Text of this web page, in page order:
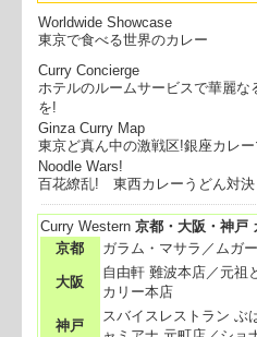
Worldwide Showcase
東京で食べる世界のカレー
Curry Concierge
ホテルのルームサービスで華麗な
を!
Ginza Curry Map
東京ど真ん中の激戦区!銀座カレ
Noodle Wars!
百花繚乱! 東西カレーうどん対決
Curry Western 京都・大阪・神戸
京都
ガラム・マサラ／ムガ
大阪
自由軒 難波本店／元祖
カリー本店
神戸
スバイスレストラン ぶ